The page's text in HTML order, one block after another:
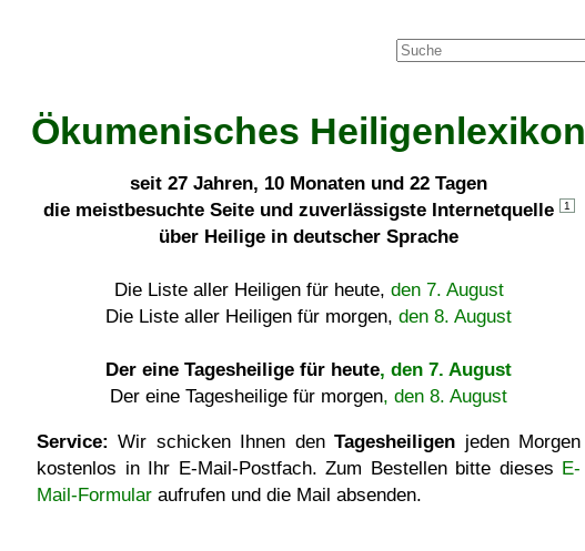
Ökumenisches Heiligenlexikon
seit 27 Jahren, 10 Monaten und 22 Tagen
die meistbesuchte Seite und zuverlässigste Internetquelle
1
über Heilige in deutscher Sprache
Die Liste aller Heiligen für heute, den 7. August
Die Liste aller Heiligen für morgen, den 8. August
Der eine Tagesheilige für heute, den 7. August
Der eine Tagesheilige für morgen, den 8. August
Service: Wir schicken Ihnen denTagesheiligen jeden Morgen
kostenlos in Ihr E-Mail-Postfach. Zum Bestellen bitte dieses E-
Mail-Formular aufrufen und die Mail absenden.